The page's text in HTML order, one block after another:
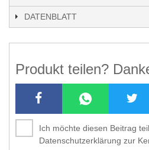
DATENBLATT
Produkt teilen?
Ich möchte diesen Beitrag
Datenschutzerklärung zur